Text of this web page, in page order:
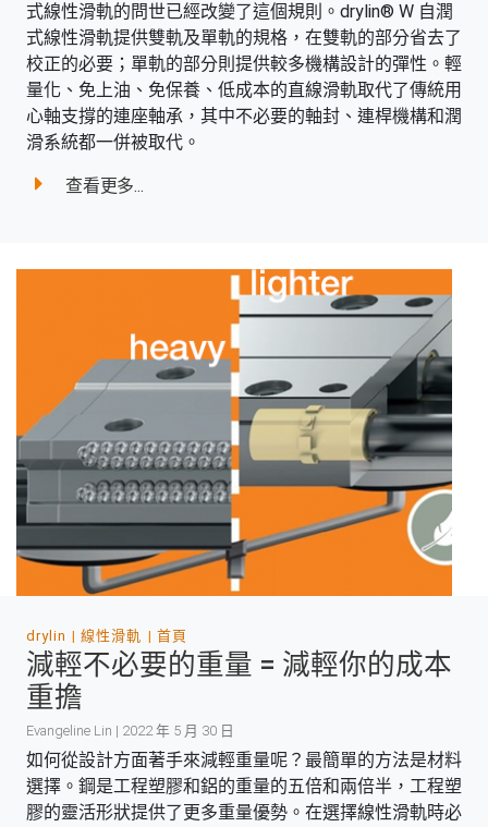
式線性滑軌的問世已經改變了這個規則。drylin® W 自潤
式線性滑軌提供雙軌及單軌的規格，在雙軌的部分省去了
校正的必要；單軌的部分則提供較多機構設計的彈性。輕
量化、免上油、免保養、低成本的直線滑軌取代了傳統用
心軸支撐的連座軸承，其中不必要的軸封、連桿機構和潤
滑系統都一併被取代。
查看更多...
drylin 線性滑軌 首頁
減輕不必要的重量 = 減輕你的成本
重擔
Evangeline Lin | 2022 年 5 月 30 日
如何從設計方面著手來減輕重量呢？最簡單的方法是材料
選擇。鋼是工程塑膠和鋁的重量的五倍和兩倍半，工程塑
膠的靈活形狀提供了更多重量優勢。在選擇線性滑軌時必